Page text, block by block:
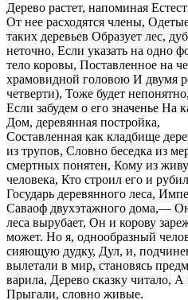
Дерево растет, напоминая
От нее расходятся члены,
таких деревьев Образует лес,
неточно, Если указать на одно
тело коровы, Поставленное на
храмовидной головою И двумя
четверти), Тоже будет
Если забудем о его значенье На
Дом, деревянная постройка,
Составленная как кладбище
из трупов, Словно беседка из
смертных понятен, Кому из
человека, Кто строил его и
Государь деревянного леса,
Саваоф двухэтажного дома,—
леса вырубает, Он и корову
может. Но я, однообразный
сияющую дудку, Дул, и,
вылетали в мир, становясь
варила, Дерево сказку читало,
Прыгали, словно живые.